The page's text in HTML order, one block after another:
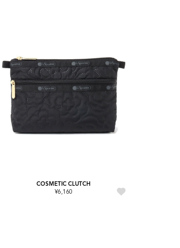
COSMETIC CLUTCH
¥6,160